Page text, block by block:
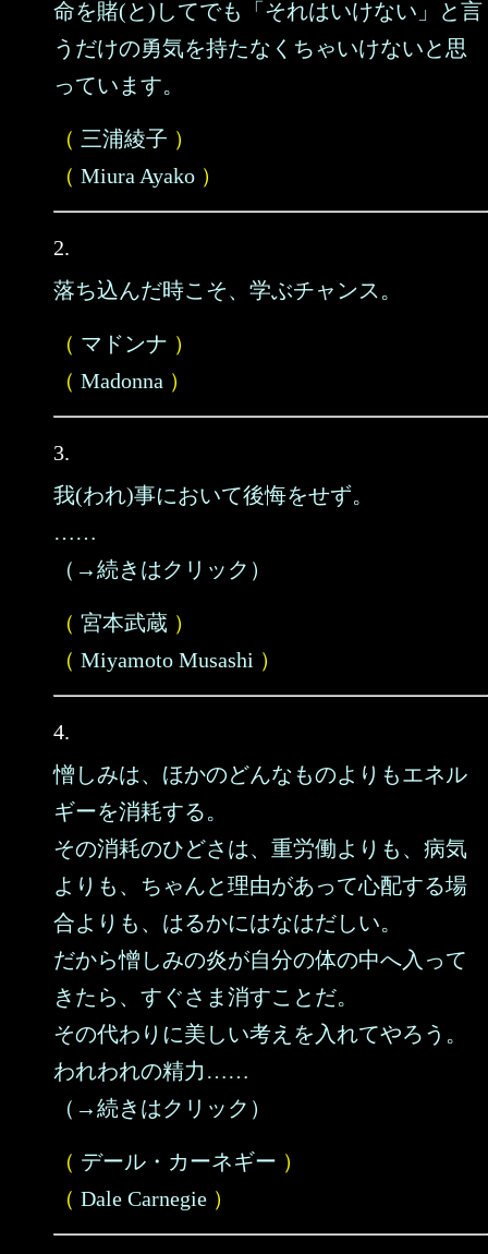
命を賭(と)してでも「それはいけない」と言
うだけの勇気を持たなくちゃいけないと思
っています。
（ 三浦綾子 ）
（ Miura Ayako ）
2.
落ち込んだ時こそ、学ぶチャンス。
（ マドンナ ）
（ Madonna ）
3.
我(われ)事において後悔をせず。
……
（→続きはクリック）
（ 宮本武蔵 ）
（ Miyamoto Musashi ）
4.
憎しみは、ほかのどんなものよりもエネル
ギーを消耗する。
その消耗のひどさは、重労働よりも、病気
よりも、ちゃんと理由があって心配する場
合よりも、はるかにはなはだしい。
だから憎しみの炎が自分の体の中へ入って
きたら、すぐさま消すことだ。
その代わりに美しい考えを入れてやろう。
われわれの精力……
（→続きはクリック）
（ デール・カーネギー ）
（ Dale Carnegie ）